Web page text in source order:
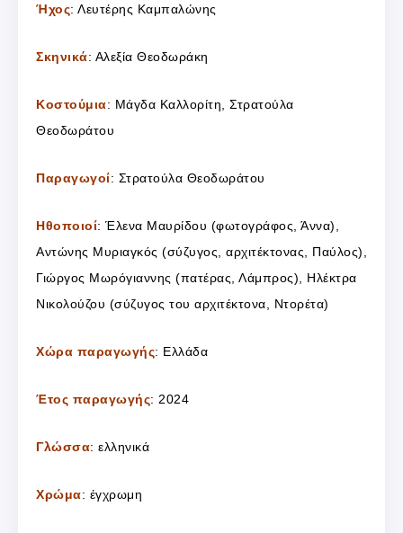
Ήχος: Λευτέρης Καμπαλώνης
Σκηνικά: Αλεξία Θεοδωράκη
Κοστούμια: Μάγδα Καλλορίτη, Στρατούλα
Θεοδωράτου
Παραγωγοί: Στρατούλα Θεοδωράτου
Ηθοποιοί: Έλενα Μαυρίδου (φωτογράφος, Άννα),
Αντώνης Μυριαγκός (σύζυγος, αρχιτέκτονας, Παύλος),
Γιώργος Μωρόγιαννης (πατέρας, Λάμπρος), Ηλέκτρα
Νικολούζου (σύζυγος του αρχιτέκτονα, Ντορέτα)
Χώρα παραγωγής: Ελλάδα
Έτος παραγωγής: 2024
Γλώσσα: ελληνικά
Χρώμα: έγχρωμη